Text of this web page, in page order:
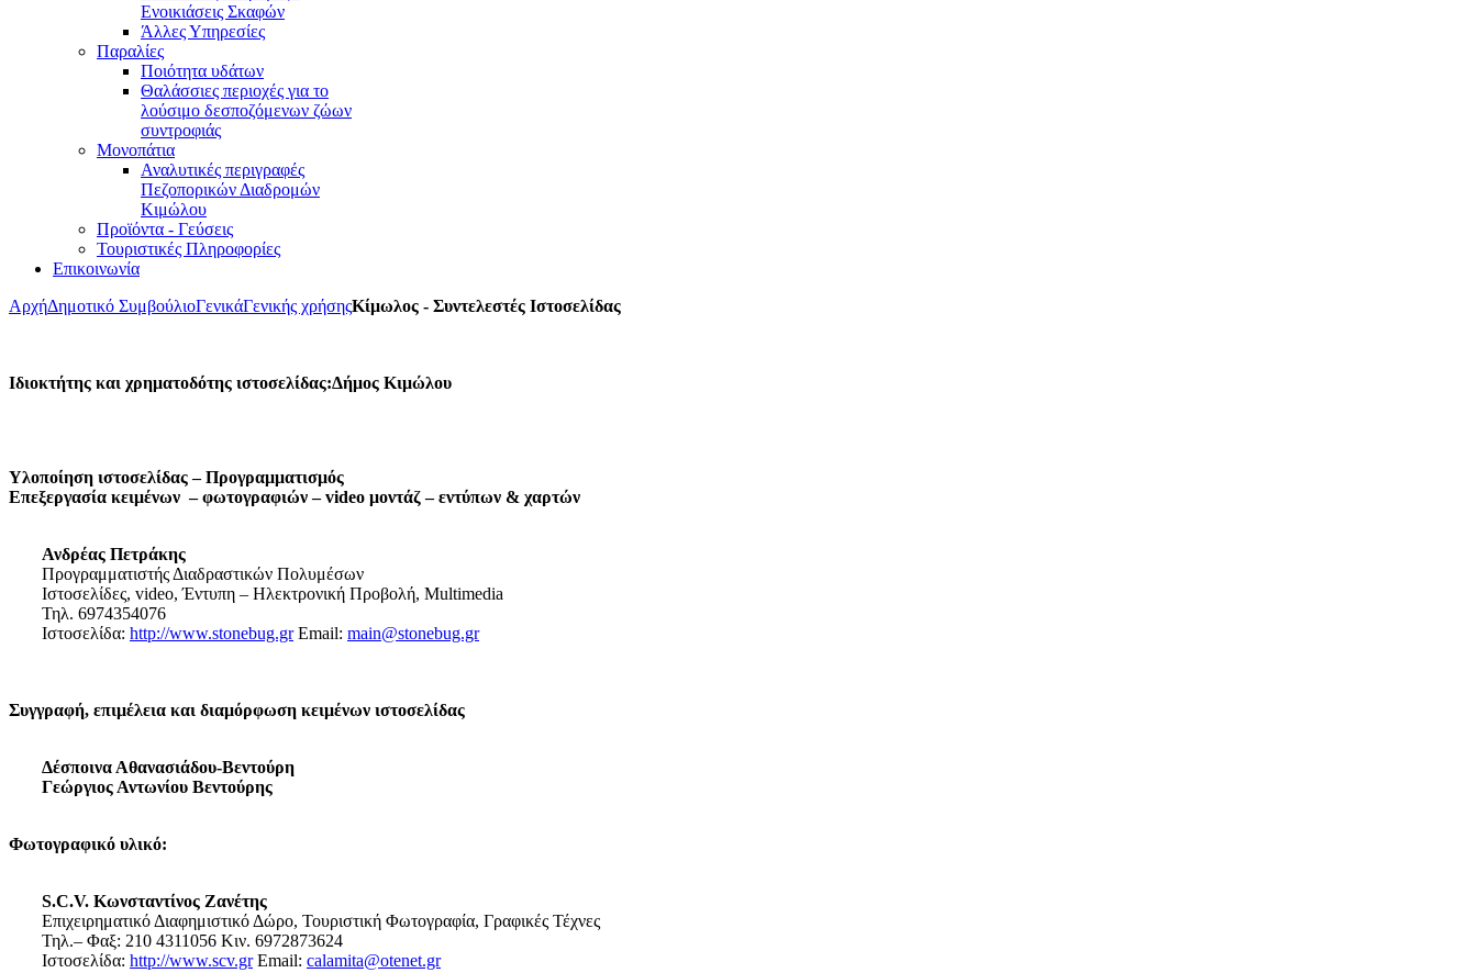
Ενοικιάσεις Σκαφών
Άλλες Υπηρεσίες
Παραλίες
Ποιότητα υδάτων
Θαλάσσιες περιοχές για το
λούσιμο δεσποζόμενων ζώων
συντροφιάς
Μονοπάτια
Αναλυτικές περιγραφές
Πεζοπορικών Διαδρομών
Κιμώλου
Προϊόντα - Γεύσεις
Τουριστικές Πληροφορίες
Επικοινωνία
ΑρχήΔημοτικό ΣυμβούλιοΓενικάΓενικής χρήσηςΚίμωλος - Συντελεστές Ιστοσελίδας
Ιδιοκτήτης και χρηματοδότης ιστοσελίδας:Δήμος Κιμώλου
Υλοποίηση ιστοσελίδας – Προγραμματισμός
Επεξεργασία κειμένων – φωτογραφιών – video μοντάζ – εντύπων & χαρτών
Ανδρέας Πετράκης
Προγραμματιστής Διαδραστικών Πολυμέσων
Ιστοσελίδες, video, Έντυπη – Ηλεκτρονική Προβολή, Multimedia
Τηλ. 6974354076
Ιστοσελίδα: http://www.stonebug.grEmail: main@stonebug.gr
Συγγραφή, επιμέλεια και διαμόρφωση κειμένων ιστοσελίδας
Δέσποινα Αθανασιάδου-Βεντούρη
Γεώργιος Αντωνίου Βεντούρης
Φωτογραφικό υλικό:
S.C.V. Κωνσταντίνος Ζανέτης
Επιχειρηματικό Διαφημιστικό Δώρο, Τουριστική Φωτογραφία, Γραφικές Τέχνες
Τηλ.– Φαξ: 210 4311056 Κιν. 6972873624
Ιστοσελίδα: http://www.scv.grEmail: calamita@otenet.gr